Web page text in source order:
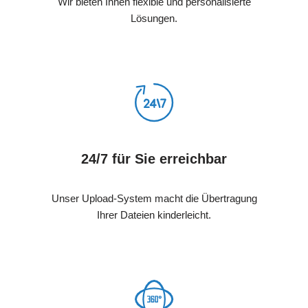
Lösungen.
24/7 für Sie erreichbar
Unser Upload-System macht die Übertragung
Ihrer Dateien kinderleicht.